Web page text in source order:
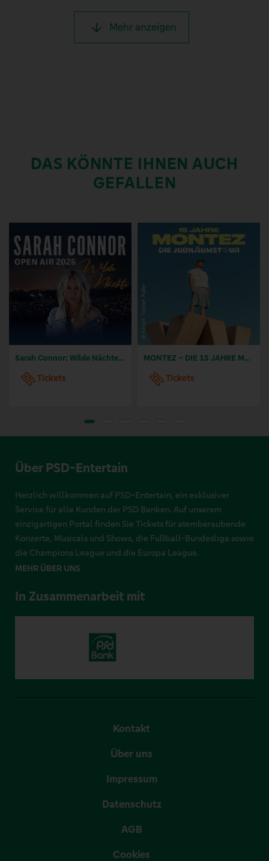
Mehr anzeigen
DAS KÖNNTE IHNEN AUCH
GEFALLEN
Sarah Connor: Wilde Nächte - Open Air 2026
Tickets
MONTEZ – DIE 15 JAHRE MONTEZ – TOUR
Tickets
Über PSD-Entertain
Herzlich willkommen auf PSD-Entertain, ein exklusiver
Service für alle Kunden der PSD Banken. Auf unserem
einzigartigen Portal finden Sie Tickets für atemberaubende
Konzerte, Musicals und Shows, die Fußball-Bundesliga sowie
die Champions League und die Europa League.
MEHR ÜBER UNS
In Zusammenarbeit mit
Kontakt
Über uns
Impressum
Datenschutz
AGB
Cookies